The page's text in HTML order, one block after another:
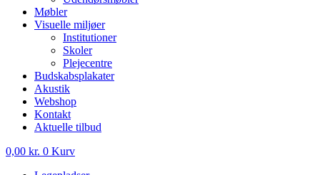
Møbler
Visuelle miljøer
Institutioner
Skoler
Plejecentre
Budskabsplakater
Akustik
Webshop
Kontakt
Aktuelle tilbud
0,00 kr. 0 Kurv